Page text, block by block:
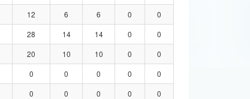
12 6 6 0
0
28 14 14 0
0
20 10 10 0
0
0 0 0 0
0
0 0 0 0
0